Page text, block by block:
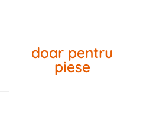
doar pentru
piese